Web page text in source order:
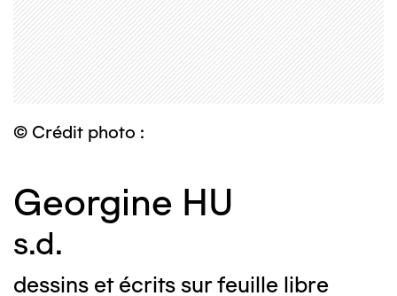
© Crédit photo :
Georgine HU
s.d.
dessins et écrits sur feuille libre